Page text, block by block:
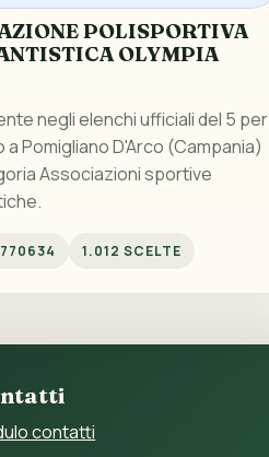
POLISPORTIVA
OLYMPIA
negli elenchi ufficiali del 5 per
a Pomigliano D'Arco (Campania)
Associazioni sportive
1.012 SCELTE
contatti